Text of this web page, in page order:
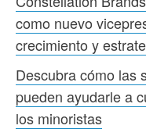
como nuevo
crecimiento y
Descubra cómo las
pueden ayudarle a
los minoristas